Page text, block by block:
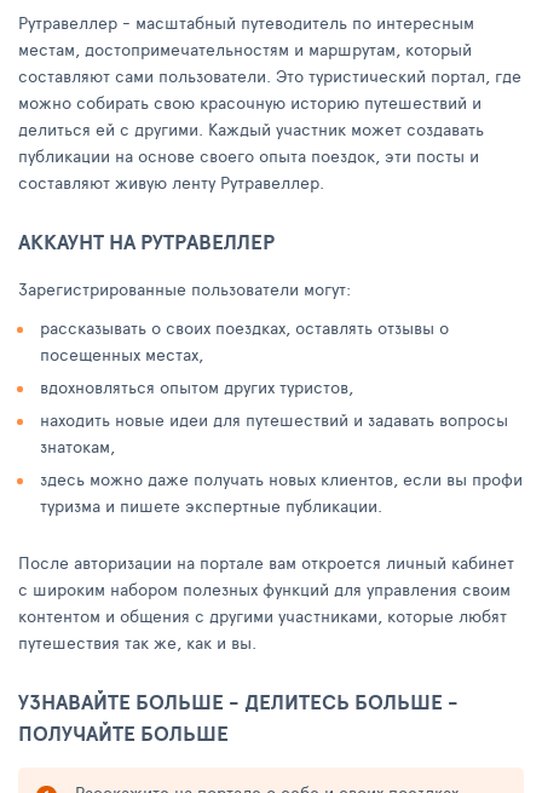
Рутравеллер - масштабный путеводитель по интересным
местам, достопримечательностям и маршрутам, который
составляют сами пользователи. Это туристический портал, где
можно собирать свою красочную историю путешествий и
делиться ей с другими. Каждый участник может создавать
публикации на основе своего опыта поездок, эти посты и
составляют живую ленту Рутравеллер.
АККАУНТ НА РУТРАВЕЛЛЕР
Зарегистрированные пользователи могут:
рассказывать о своих поездках, оставлять отзывы о
посещенных местах,
вдохновляться опытом других туристов,
находить новые идеи для путешествий и задавать вопросы
знатокам,
здесь можно даже получать новых клиентов, если вы профи
туризма и пишете экспертные публикации.
После авторизации на портале вам откроется личный кабинет
с широким набором полезных функций для управления своим
контентом и общения с другими участниками, которые любят
путешествия так же, как и вы.
УЗНАВАЙТЕ БОЛЬШЕ - ДЕЛИТЕСЬ БОЛЬШЕ -
ПОЛУЧАЙТЕ БОЛЬШЕ